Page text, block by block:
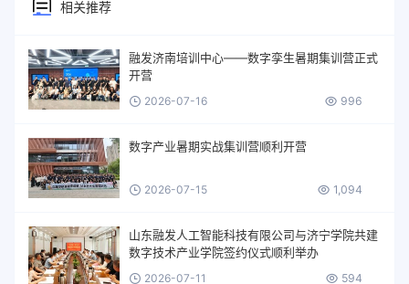
相关推荐
融发济南培训中心——数字孪生暑期集训营正式
开营
2026-07-16 996
数字产业暑期实战集训营顺利开营
2026-07-15 1,094
山东融发人工智能科技有限公司与济宁学院共建
数字技术产业学院签约仪式顺利举办
2026-07-11 594